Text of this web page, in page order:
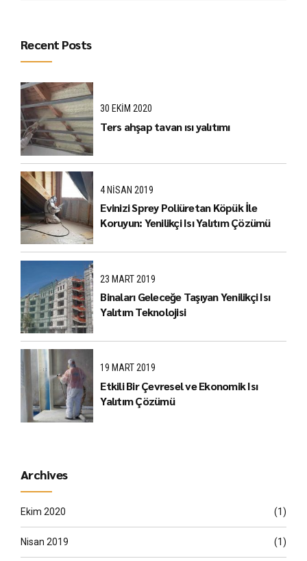
Recent Posts
30 EKIM 2020
Ters ahşap tavan ısı yalıtımı
4 NISAN 2019
Evinizi Sprey Poliüretan Köpük İle
Koruyun: Yenilikçi Isı Yalıtım Çözümü
23 MART 2019
Binaları Geleceğe Taşıyan Yenilikçi Isı
Yalıtım Teknolojisi
19 MART 2019
Etkili Bir Çevresel ve Ekonomik Isı
Yalıtım Çözümü
Archives
Ekim 2020 (1)
Nisan 2019 (1)